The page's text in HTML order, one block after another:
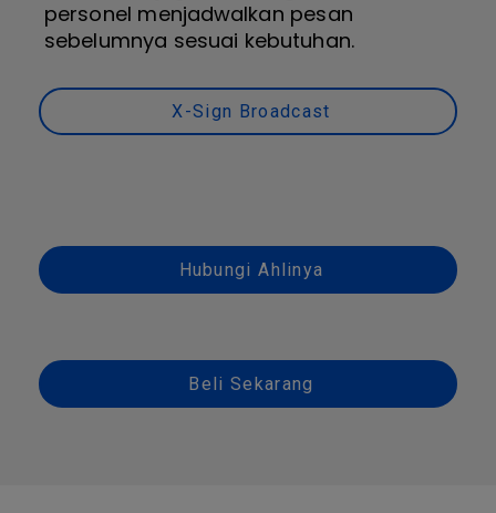
personel menjadwalkan pesan
sebelumnya sesuai kebutuhan.
X-Sign Broadcast
Hubungi Ahlinya
Beli Sekarang